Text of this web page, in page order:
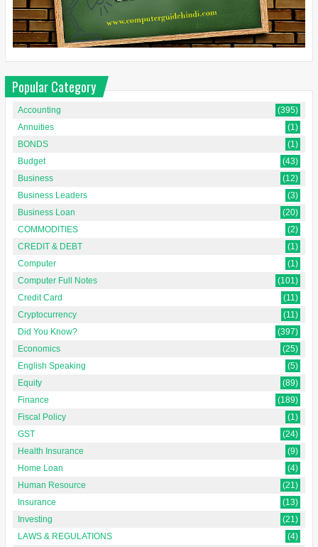
Popular Category
Accounting
(395)
Annuities
(1)
BONDS
(1)
Budget
(43)
Business
(12)
Business Leaders
(3)
Business Loan
(20)
COMMODITIES
(2)
CREDIT & DEBT
(1)
Computer
(1)
Computer Full Notes
(101)
Credit Card
(11)
Cryptocurrency
(11)
Did You Know?
(397)
Economics
(25)
English Speaking
(5)
Equity
(89)
Finance
(189)
Fiscal Policy
(1)
GST
(24)
Health Insurance
(9)
Home Loan
(4)
Human Resource
(21)
Insurance
(13)
Investing
(21)
LAWS & REGULATIONS
(4)